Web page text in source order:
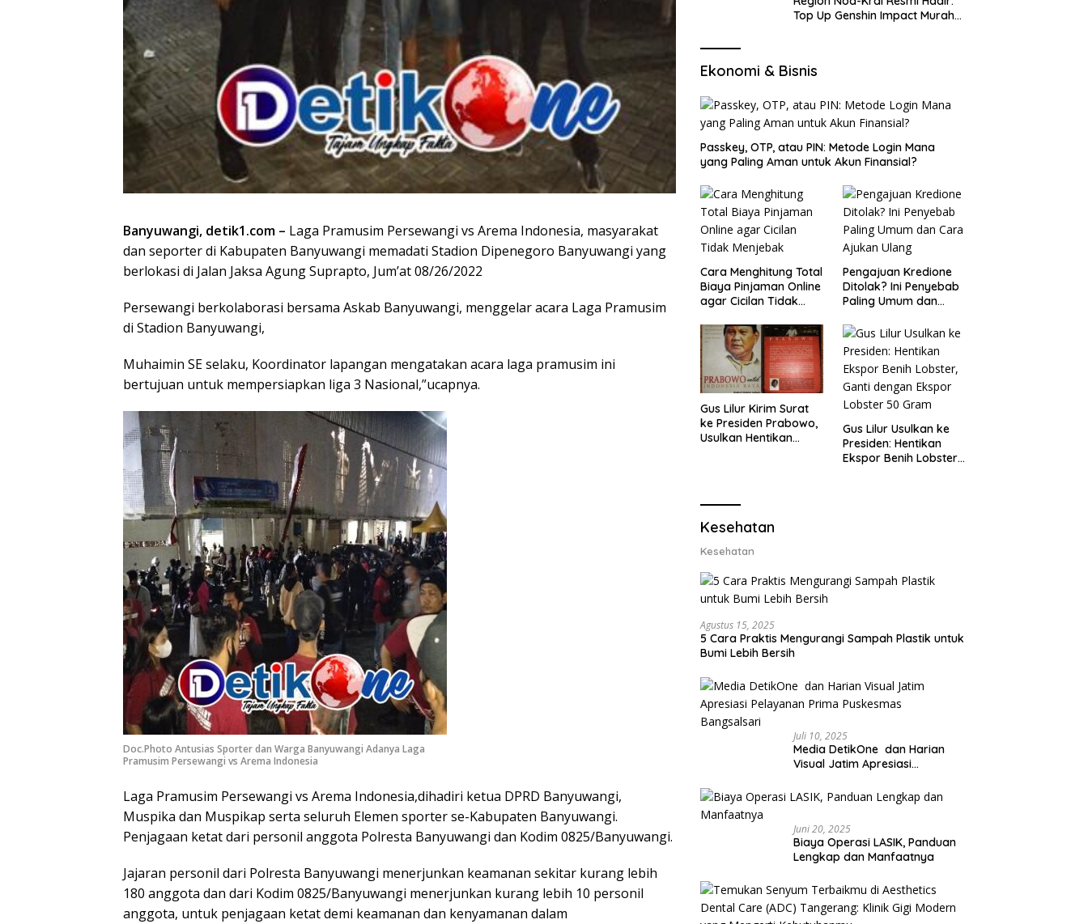
Banyuwangi, detik1.com – Laga Pramusim Persewangi vs Arema Indonesia, masyarakat
dan seporter di Kabupaten Banyuwangi memadati Stadion Dipenegoro Banyuwangi yang
berlokasi di Jalan Jaksa Agung Suprapto, Jum’at 08/26/2022
Persewangi berkolaborasi bersama Askab Banyuwangi, menggelar acara Laga Pramusim
di Stadion Banyuwangi,
Muhaimin SE selaku, Koordinator lapangan mengatakan acara laga pramusim ini
bertujuan untuk mempersiapkan liga 3 Nasional,”ucapnya.
Doc.Photo Antusias Sporter dan Warga Banyuwangi Adanya Laga
Pramusim Persewangi vs Arema Indonesia
Laga Pramusim Persewangi vs Arema Indonesia,dihadiri ketua DPRD Banyuwangi,
Muspika dan Muspikap serta seluruh Elemen sporter se-Kabupaten Banyuwangi.
Penjagaan ketat dari personil anggota Polresta Banyuwangi dan Kodim 0825/Banyuwangi.
Jajaran personil dari Polresta Banyuwangi menerjunkan keamanan sekitar kurang lebih
180 anggota dan dari Kodim 0825/Banyuwangi menerjunkan kurang lebih 10 personil
anggota, untuk penjagaan ketat demi keamanan dan kenyamanan dalam
Top Up Genshin Impact Murah
Ekonomi & Bisnis
Passkey, OTP, atau PIN: Metode Login Mana
yang Paling Aman untuk Akun Finansial?
Cara Menghitung Total
Biaya Pinjaman Online
agar Cicilan Tidak
Pengajuan Kredione
Ditolak? Ini Penyebab
Paling Umum dan
Gus Lilur Kirim Surat
ke Presiden Prabowo,
Usulkan Hentikan
Gus Lilur Usulkan ke
Presiden: Hentikan
Ekspor Benih Lobster,
Kesehatan
Kesehatan
Agustus 15, 2025
5 Cara Praktis Mengurangi Sampah Plastik untuk
Bumi Lebih Bersih
Juli 10, 2025
Media DetikOne dan Harian
Visual Jatim Apresiasi
Bangsalsari
Juni 20, 2025
Biaya Operasi LASIK, Panduan
Lengkap dan Manfaatnya